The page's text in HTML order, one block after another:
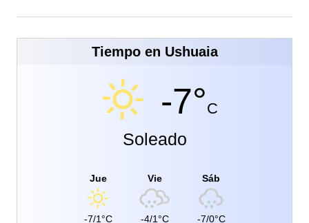
Tiempo en Ushuaia
-7°C
Soleado
Jue
-7/1°C
Vie
-4/1°C
Sáb
-7/0°C